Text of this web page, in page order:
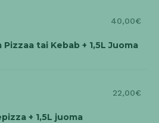
90 päivää tai pidempi).
/ Google Advertising
40,00€
Pizzaa tai Kebab + 1,5L Juoma
22,00€
+ 1,5L juoma